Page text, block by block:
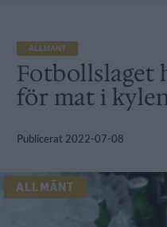
ALLMÄNT
Fotbollslaget
för mat i
Publicerat 2022-07-08
ALLMÄNT